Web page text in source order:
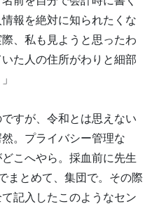
報を絶対に知られたくな
、私も見ようと思ったわ
た人の住所がわりと細部
すが、令和とは思えない
。プライバシー管理な
こへやら。採血前に先生
まとめて、集団で。その際
記入したこのようなセン